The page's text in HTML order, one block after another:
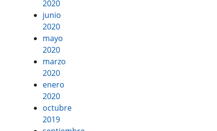
2020
junio
2020
mayo
2020
marzo
2020
enero
2020
octubre
2019